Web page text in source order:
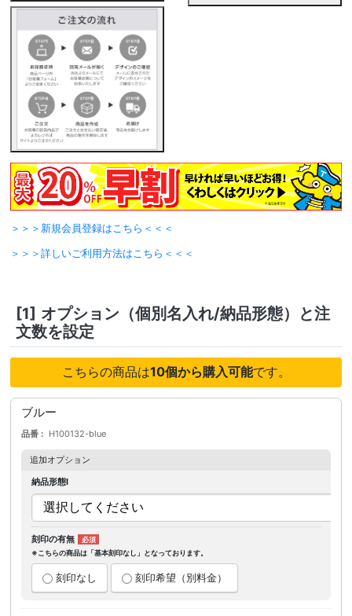
＞＞＞新規会員登録はこちら＜＜＜
＞＞＞詳しいご利用方法はこちら＜＜＜
[1] オプション（個別名入れ/納品形態）と注
文数を設定
こちらの商品は10個から購入可能です。
ブルー
品番 H100132-blue
追加オプション
納品形態I
刻印の有無
※こちらの商品は「基本刻印なし」となっております。
刻印なし 刻印希望（別料金）